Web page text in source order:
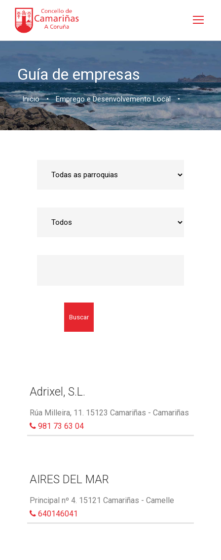
Guía de empresas
Inicio • Emprego e Desenvolvemento Local •
Buscar
Adrixel, S.L.
Rúa Milleira, 11. 15123 Camariñas - Camariñas
981 73 63 04
AIRES DEL MAR
Principal nº 4. 15121 Camariñas - Camelle
640146041